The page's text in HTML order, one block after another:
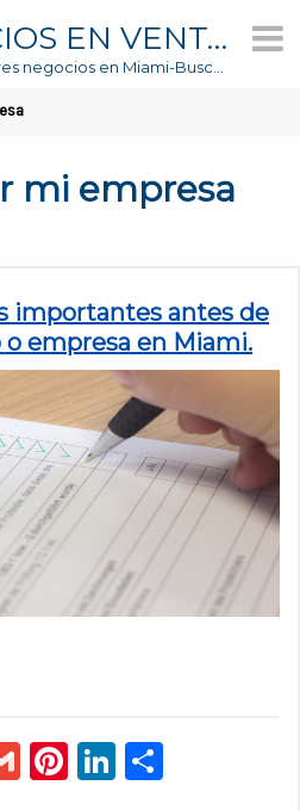
MIAMI NEGOCIOS EN VENTA
mi empresa
importantes antes de
empresa en Miami.
GmailPinterest
LinkedIn